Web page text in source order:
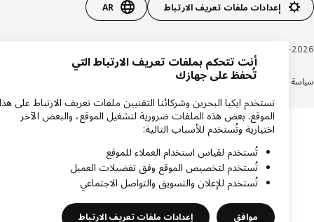
إعدادات ملفات تعريف الارتباط AR
Inter IKEA Systems B.V. 1999-
الخصوصية سياسة الكوكيزالشروط والأحكام
أنت تتحكم بملفات تعريف الارتباط التي
تُحفظ على جهازك
تستخدم ايكيا البحرين وشركائنا التقنيين ملفات تعريف الارتباط على هذا
الموقع. بعض هذه الملفات ضرورية لتشغيل الموقع، والبعض الآخر
اختيارية وتُستخدم للأسباب التالية:
تُستخدم لقياس استخدام العملاء للموقع
تُستخدم لتخصيص الموقع وفق تفضيلات العميل
تُستخدم للإعلان والتسويق والتواصل الاجتماعي
موافق إعدادات ملفات تعريف الارتباط